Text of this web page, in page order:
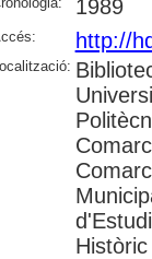
1989
http://
Localització: